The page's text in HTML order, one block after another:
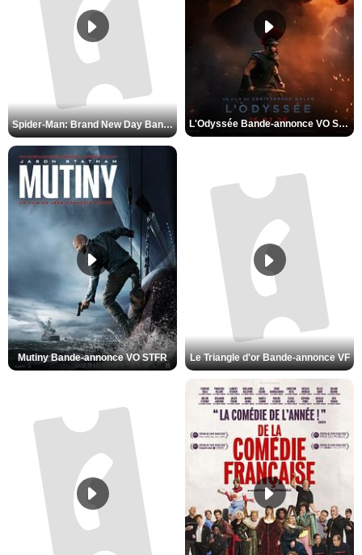
Spider-Man: Brand New Day Bande-annonce VO STFR L'Odyssée Bande-annonce VO STFR
Mutiny Bande-annonce VO STFR Le Triangle d'or Bande-annonce VF